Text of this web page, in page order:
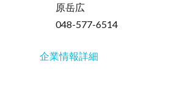
原岳広
048-577-6514
企業情報詳細